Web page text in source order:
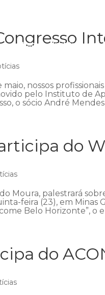
Início Institucional
maio, nossos
pelo Instituto de
o sócio André Mendes
do
Moura, palestrará
feira (23), em Minas
Belo Horizonte”, o
do